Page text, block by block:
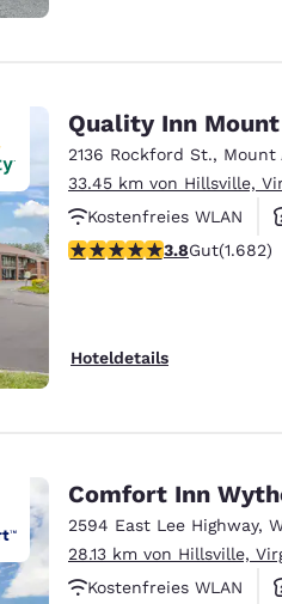
Quality Inn
2136 Rockford St., Mount
33.45 km von Hillsville,
Kostenfreies WLAN
Haustierfreundlich
3.78-Sterne-Bewertung.
3.8Gut(1.682)
Hoteldetails
Comfort Inn
2594 East Lee Highway,
28.13 km von Hillsville,
Kostenfreies WLAN